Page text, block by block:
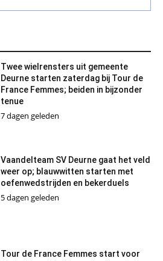
Twee wielrensters uit gemeente
Deurne starten zaterdag bij Tour de
France Femmes; beiden in bijzonder
tenue
7 dagen geleden
Vaandelteam SV Deurne gaat het veld
weer op; blauwwitten starten met
oefenwedstrijden en bekerduels
5 dagen geleden
Tour de France Femmes start voor